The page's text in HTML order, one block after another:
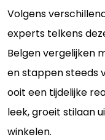
Volgens
experts telkens
Belgen vergelijken
en stappen steeds
ooit een tijdelijke
leek, groeit stilaan
winkelen.